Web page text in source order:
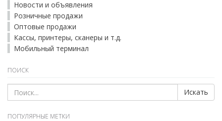
Новости и объявления
Розничные продажи
Оптовые продажи
Кассы, принтеры, сканеры и т.д.
Мобильный терминал
ПОИСК
Искать
ПОПУЛЯРНЫЕ МЕТКИ